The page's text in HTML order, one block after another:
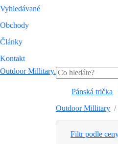
Vyhledávané
Obchody
Články
Kontakt
Outdoor Millitary.
Pánská trička
Outdoor Millitary
Filtr podle